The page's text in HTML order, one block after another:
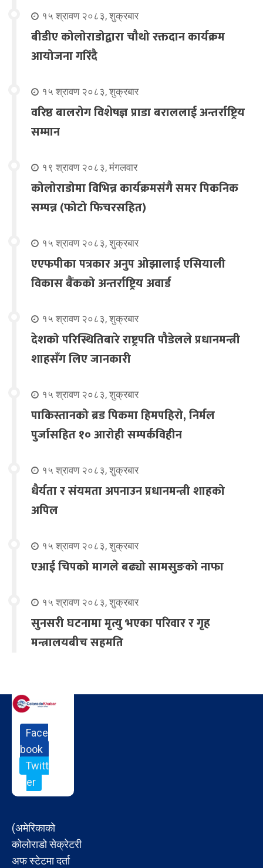
१५ श्रावण २०८३, शुक्रबार
बीडीए कोलोराडोद्वारा चौथो रक्तदान कार्यक्रम
आयोजना गरिंदै
१५ श्रावण २०८३, शुक्रबार
वरिष्ठ बालरोग विशेषज्ञ प्राडा बराललाई अन्तर्राष्ट्रिय
सम्मान
१९ श्रावण २०८३, मंगलवार
कोलोराडोमा विभिन्न कार्यक्रमसंगै समर पिकनिक
सम्पन्न (फोटो फिचरसहित)
१५ श्रावण २०८३, शुक्रबार
एएफपीका पत्रकार अनुप ओझालाई एसियाली
विकास बैंकको अन्तर्राष्ट्रिय अवार्ड
१५ श्रावण २०८३, शुक्रबार
देशको परिस्थितिबारे राष्ट्रपति पौडेलले प्रधानमन्त्री
शाहसँग लिए जानकारी
१५ श्रावण २०८३, शुक्रबार
पाकिस्तानको ब्रड पिकमा हिमपहिरो, निर्मल
पुर्जासहित १० आरोही सम्पर्कविहीन
१५ श्रावण २०८३, शुक्रबार
धैर्यता र संयमता अपनाउन प्रधानमन्त्री शाहको
अपिल
१५ श्रावण २०८३, शुक्रबार
एआई चिपको मागले बढ्यो सामसुङको नाफा
१५ श्रावण २०८३, शुक्रबार
सुनसरी घटनामा मृत्यु भएका परिवार र गृह
मन्त्रालयबीच सहमति
Face
book
Twitt
er
(अमेरिकाको
कोलोराडो सेक्रेटरी
अफ स्टेटमा दर्ता